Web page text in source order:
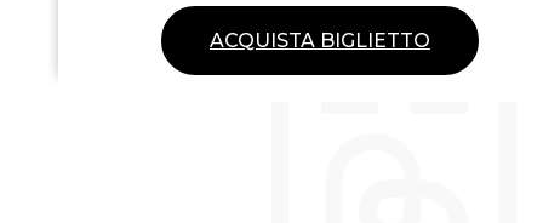
ACQUISTA BIGLIETTO